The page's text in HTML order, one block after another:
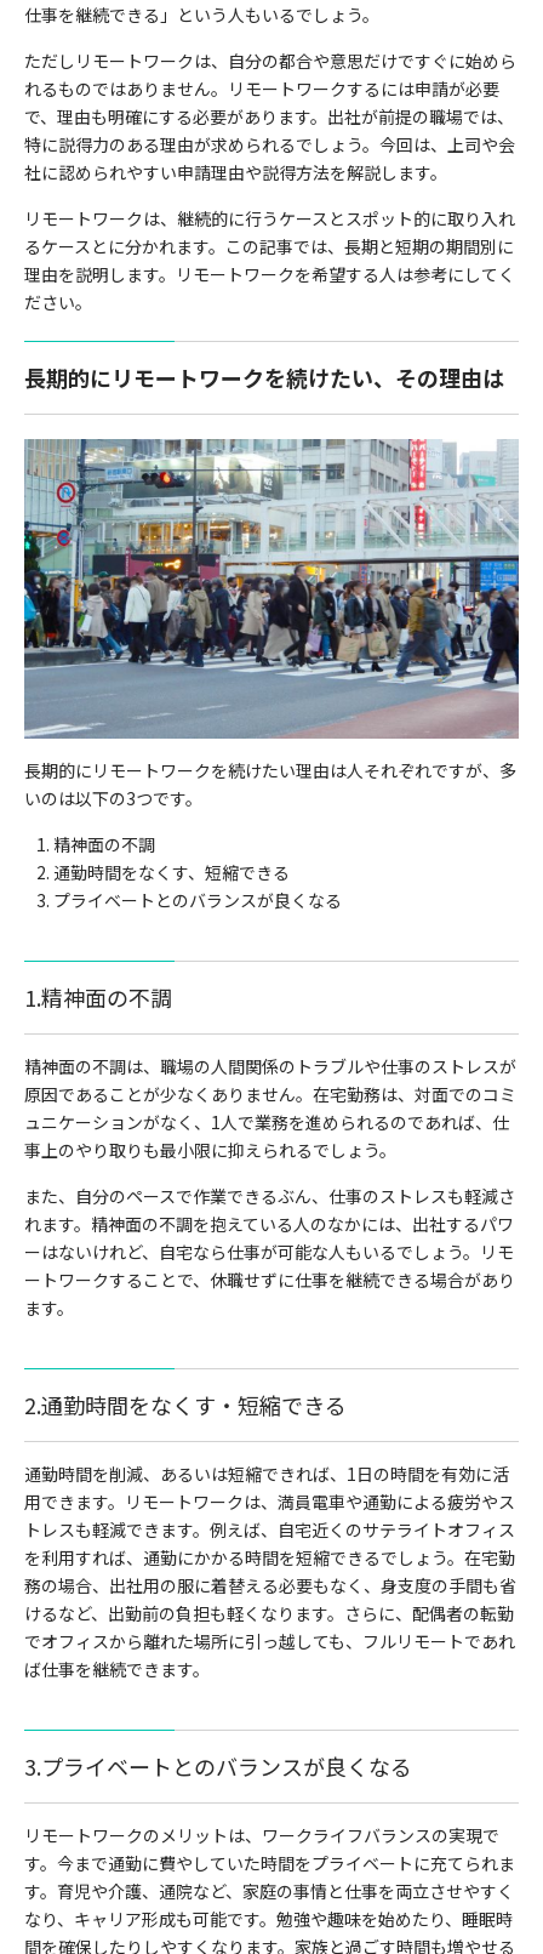
仕事を継続できる」という人もいるでしょう。
ただしリモートワークは、自分の都合や意思だけですぐに始めら
れるものではありません。リモートワークするには申請が必要
で、理由も明確にする必要があります。出社が前提の職場では、
特に説得力のある理由が求められるでしょう。今回は、上司や会
社に認められやすい申請理由や説得方法を解説します。
リモートワークは、継続的に行うケースとスポット的に取り入れ
るケースとに分かれます。この記事では、長期と短期の期間別に
理由を説明します。リモートワークを希望する人は参考にしてく
ださい。
長期的にリモートワークを続けたい、その理由は
長期的にリモートワークを続けたい理由は人それぞれですが、多
いのは以下の3つです。
精神面の不調
通勤時間をなくす、短縮できる
プライベートとのバランスが良くなる
1.精神面の不調
精神面の不調は、職場の人間関係のトラブルや仕事のストレスが
原因であることが少なくありません。在宅勤務は、対面でのコミ
ュニケーションがなく、1人で業務を進められるのであれば、仕
事上のやり取りも最小限に抑えられるでしょう。
また、自分のペースで作業できるぶん、仕事のストレスも軽減さ
れます。精神面の不調を抱えている人のなかには、出社するパワ
ーはないけれど、自宅なら仕事が可能な人もいるでしょう。リモ
ートワークすることで、休職せずに仕事を継続できる場合があり
ます。
2.通勤時間をなくす・短縮できる
通勤時間を削減、あるいは短縮できれば、1日の時間を有効に活
用できます。リモートワークは、満員電車や通勤による疲労やス
トレスも軽減できます。例えば、自宅近くのサテライトオフィス
を利用すれば、通勤にかかる時間を短縮できるでしょう。在宅勤
務の場合、出社用の服に着替える必要もなく、身支度の手間も省
けるなど、出勤前の負担も軽くなります。さらに、配偶者の転勤
でオフィスから離れた場所に引っ越しても、フルリモートであれ
ば仕事を継続できます。
3.プライベートとのバランスが良くなる
リモートワークのメリットは、ワークライフバランスの実現で
す。今まで通勤に費やしていた時間をプライベートに充てられま
す。育児や介護、通院など、家庭の事情と仕事を両立させやすく
なり、キャリア形成も可能です。勉強や趣味を始めたり、睡眠時
間を確保したりしやすくなります。家族と過ごす時間も増やせる